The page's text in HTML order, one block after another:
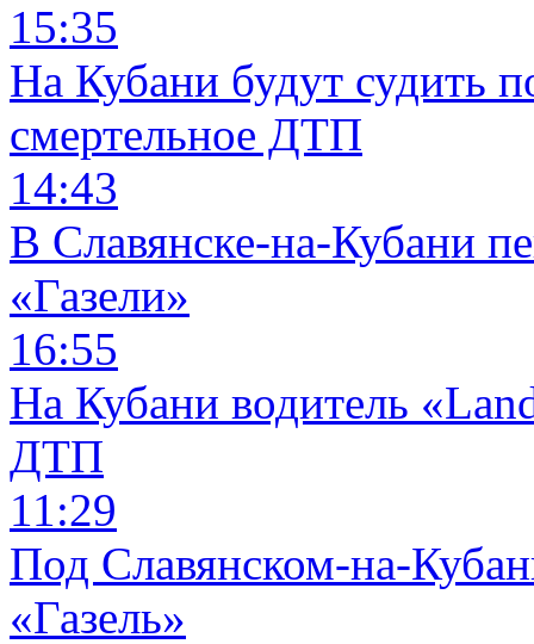
15:35
На Кубани будут судить
смертельное ДТП
14:43
В Славянске-на-Кубани
«Газели»
16:55
На Кубани водитель
ДТП
11:29
Под Славянском-на-
«Газель»